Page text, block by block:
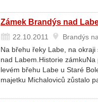
Zámek Brandýs nad
22.10.2011
Brandýs
Na břehu řeky Labe, na
nad Labem.Historie
levém břehu Labe u Staré
majetku Michaloviců zůstalo